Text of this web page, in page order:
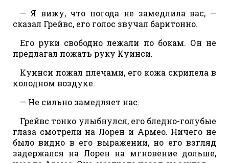
— Я вижу, что погода не замедлила вас, —
сказал Грейвс, его голос звучал баритонно.
Его руки свободно лежали по бокам. Он не
предлагал пожать руку Куинси.
Куинси пожал плечами, его кожа скрипела в
холодном воздухе.
— Не сильно замедляет нас.
Грейвс тонко улыбнулся, его бледно-голубые
глаза смотрели на Лорен и Армео. Ничего не
было видно в его выражении, но его взгляд
задержался на Лорен на мгновение дольше,